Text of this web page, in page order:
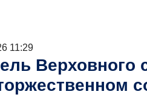
11:29
Верховного